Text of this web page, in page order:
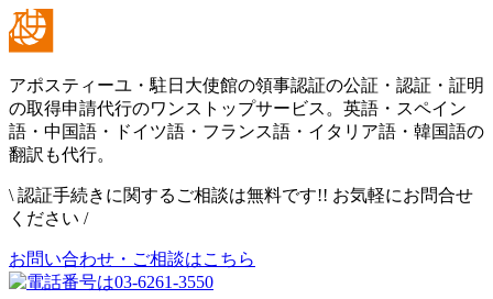
アポスティーユ・駐日大使館の領事認証の公証・認証・証明
の取得申請代行のワンストップサービス。英語・スペイン
語・中国語・ドイツ語・フランス語・イタリア語・韓国語の
翻訳も代行。
\ 認証手続きに関するご相談は無料です!! お気軽にお問合せ
ください /
お問い合わせ・ご相談はこちら